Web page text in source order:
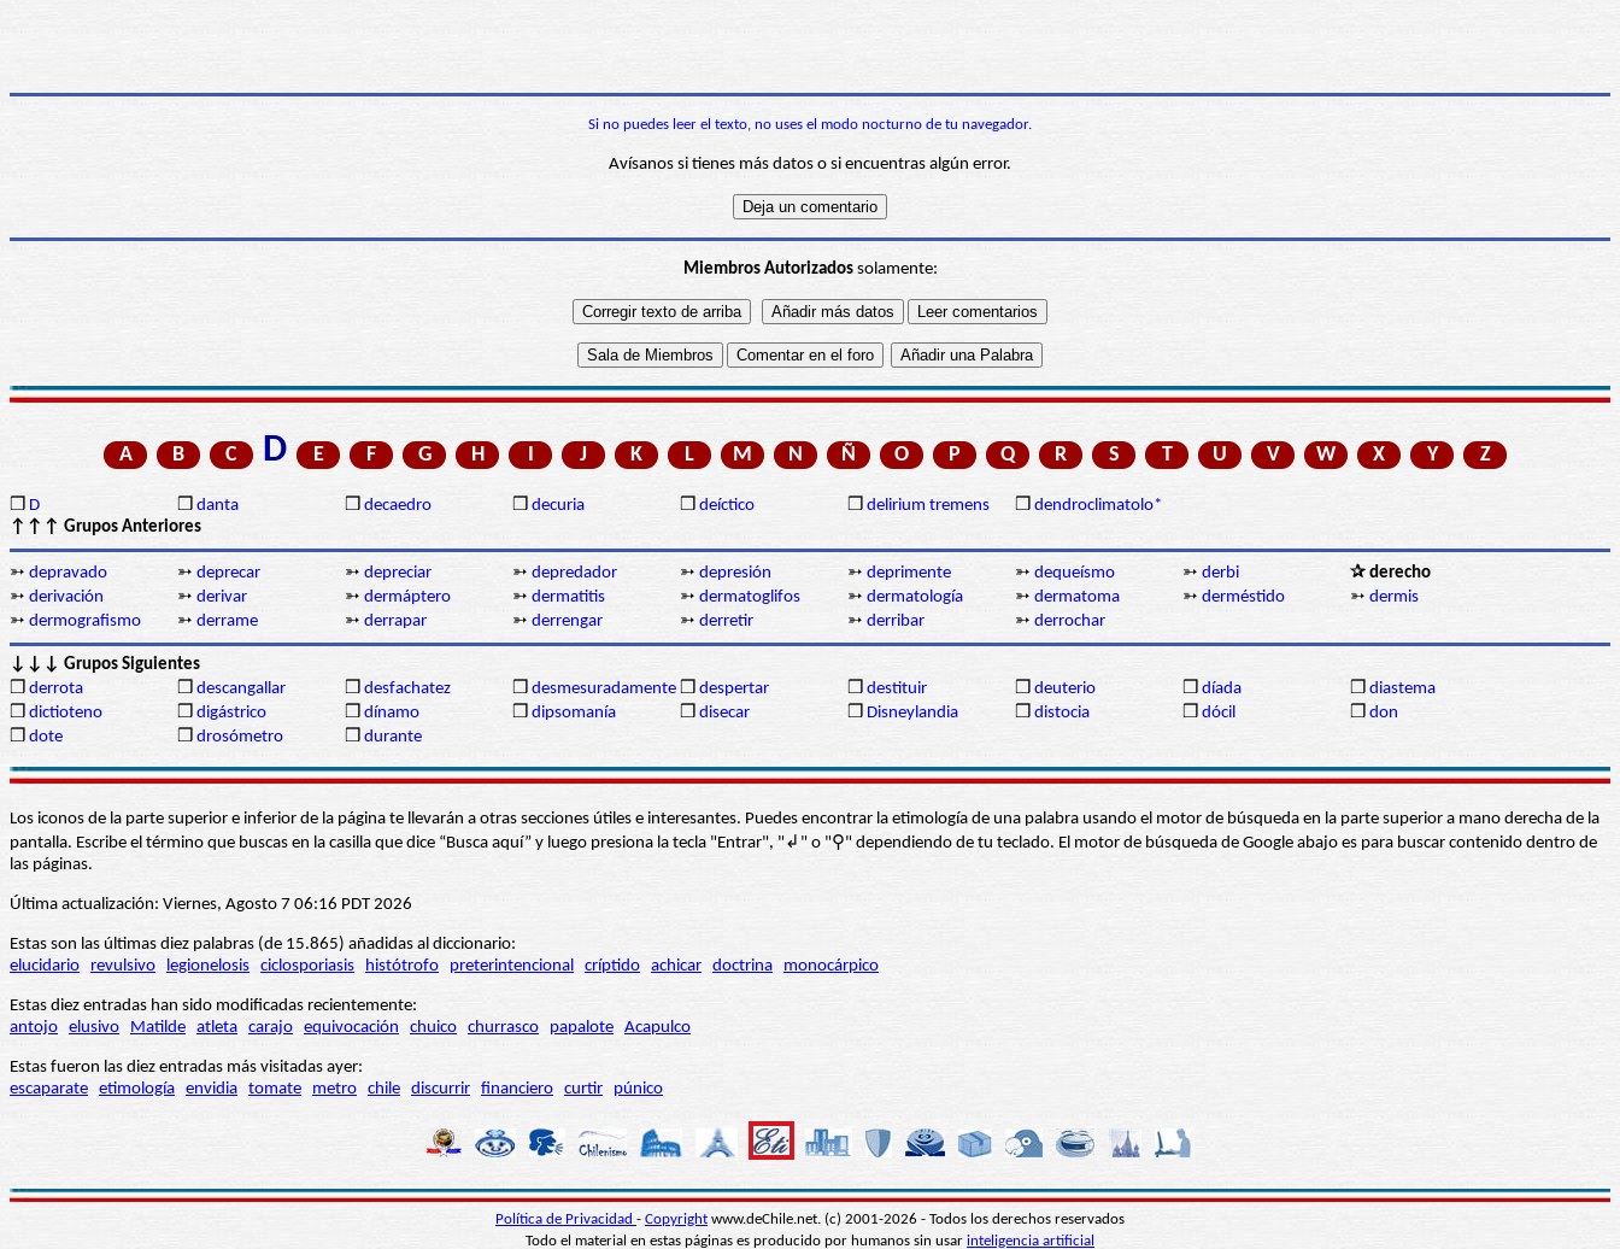
Si no puedes leer el texto, no uses el modo nocturno de tu navegador.
Avísanos si tienes más datos o si encuentras algún error.
Miembros Autorizadossolamente:
A B C D E F G H I J K L M N Ñ O P Q R S T U V W X Y Z
❒ D ❒ danta ❒ decaedro ❒ decuria ❒ deíctico ❒ delirium tremens ❒ dendroclimatolo*
↑↑↑ Grupos Anteriores
➳ depravado ➳ deprecar ➳ depreciar ➳ depredador ➳ depresión ➳ deprimente ➳ dequeísmo ➳ derbi
✰ derecho
➳ derivación ➳ derivar ➳ dermáptero ➳ dermatitis ➳ dermatoglifos ➳ dermatología ➳ dermatoma ➳ derméstido ➳ dermis
➳ dermografismo ➳ derrame ➳ derrapar ➳ derrengar ➳ derretir ➳ derribar ➳ derrochar
↓↓↓ Grupos Siguientes
❒ derrota ❒ descangallar ❒ desfachatez ❒ desmesuradamente ❒ despertar ❒ destituir ❒ deuterio ❒ díada ❒ diastema
❒ dictioteno ❒ digástrico ❒ dínamo ❒ dipsomanía ❒ disecar ❒ Disneylandia ❒ distocia ❒ dócil ❒ don
❒ dote ❒ drosómetro ❒ durante
Los iconos de la parte superior e inferior de la página te llevarán a otras secciones útiles e interesantes. Puedes encontrar la etimología de una palabra usando el motor de búsqueda en la parte superior a mano derecha de la
pantalla. Escribe el término que buscas en la casilla que dice “Busca aquí” y luego presiona la tecla "Entrar", "↲" o "⚲" dependiendo de tu teclado. El motor de búsqueda de Google abajo es para buscar contenido dentro de
las páginas.
Última actualización: Viernes, Agosto 7 06:16 PDT 2026
Estas son las últimas diez palabras (de 15.865) añadidas al diccionario:
elucidario
revulsivo legionelosis ciclosporiasis histótrofo preterintencional críptido achicar doctrina monocárpico
Estas diez entradas han sido modificadas recientemente:
antojo elusivo Matilde atleta carajo equivocación chuico churrasco papalote Acapulco
Estas fueron las diez entradas más visitadas ayer:
escaparate etimología envidia tomate metro chile discurrir financiero curtir púnico
Política de Privacidad - Copyright www.deChile.net. (c) 2001-2026 - Todos los derechos reservados
Todo el material en estas páginas es producido por humanos sin usar inteligencia artificial